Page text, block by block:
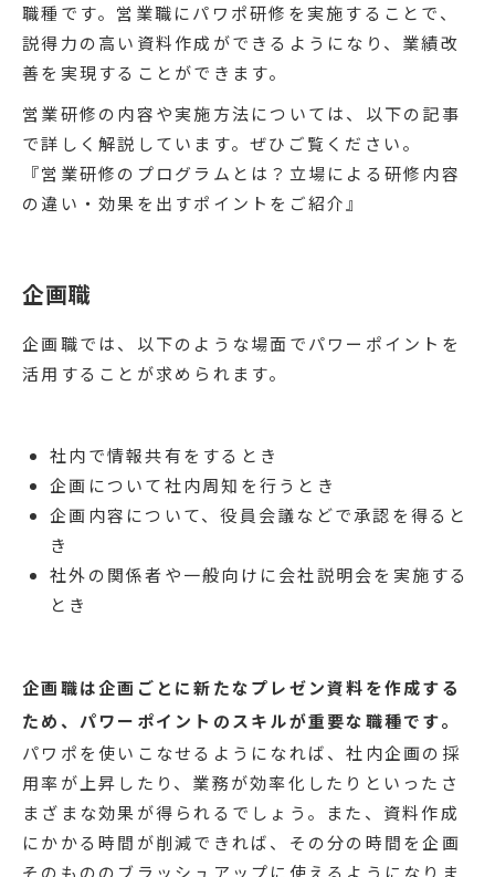
職種です。営業職にパワポ研修を実施することで、
説得力の高い資料作成ができるようになり、業績改
善を実現することができます。
営業研修の内容や実施方法については、以下の記事
で詳しく解説しています。ぜひご覧ください。
『営業研修のプログラムとは？立場による研修内容
の違い・効果を出すポイントをご紹介』
企画職
企画職では、以下のような場面でパワーポイントを
活用することが求められます。
社内で情報共有をするとき
企画について社内周知を行うとき
企画内容について、役員会議などで承認を得ると
き
社外の関係者や一般向けに会社説明会を実施する
とき
企画職は企画ごとに新たなプレゼン資料を作成する
ため、パワーポイントのスキルが重要な職種です。
パワポを使いこなせるようになれば、社内企画の採
用率が上昇したり、業務が効率化したりといったさ
まざまな効果が得られるでしょう。また、資料作成
にかかる時間が削減できれば、その分の時間を企画